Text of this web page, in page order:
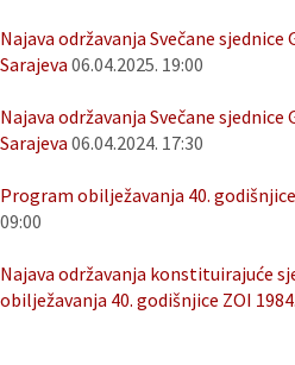
Najava održavanja Svečane sjednice
Sarajeva 06.04.2025. 19:00
Najava održavanja Svečane sjednice
Sarajeva 06.04.2024. 17:30
Program obilježavanja 40.
09:00
Najava održavanja konstituirajuće
obilježavanja 40. godišnjice ZOI